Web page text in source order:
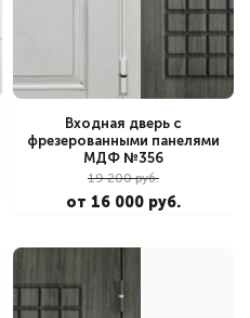
Входная дверь с
фрезерованными панелями
МДФ №356
19 200 руб.
от 16 000 руб.